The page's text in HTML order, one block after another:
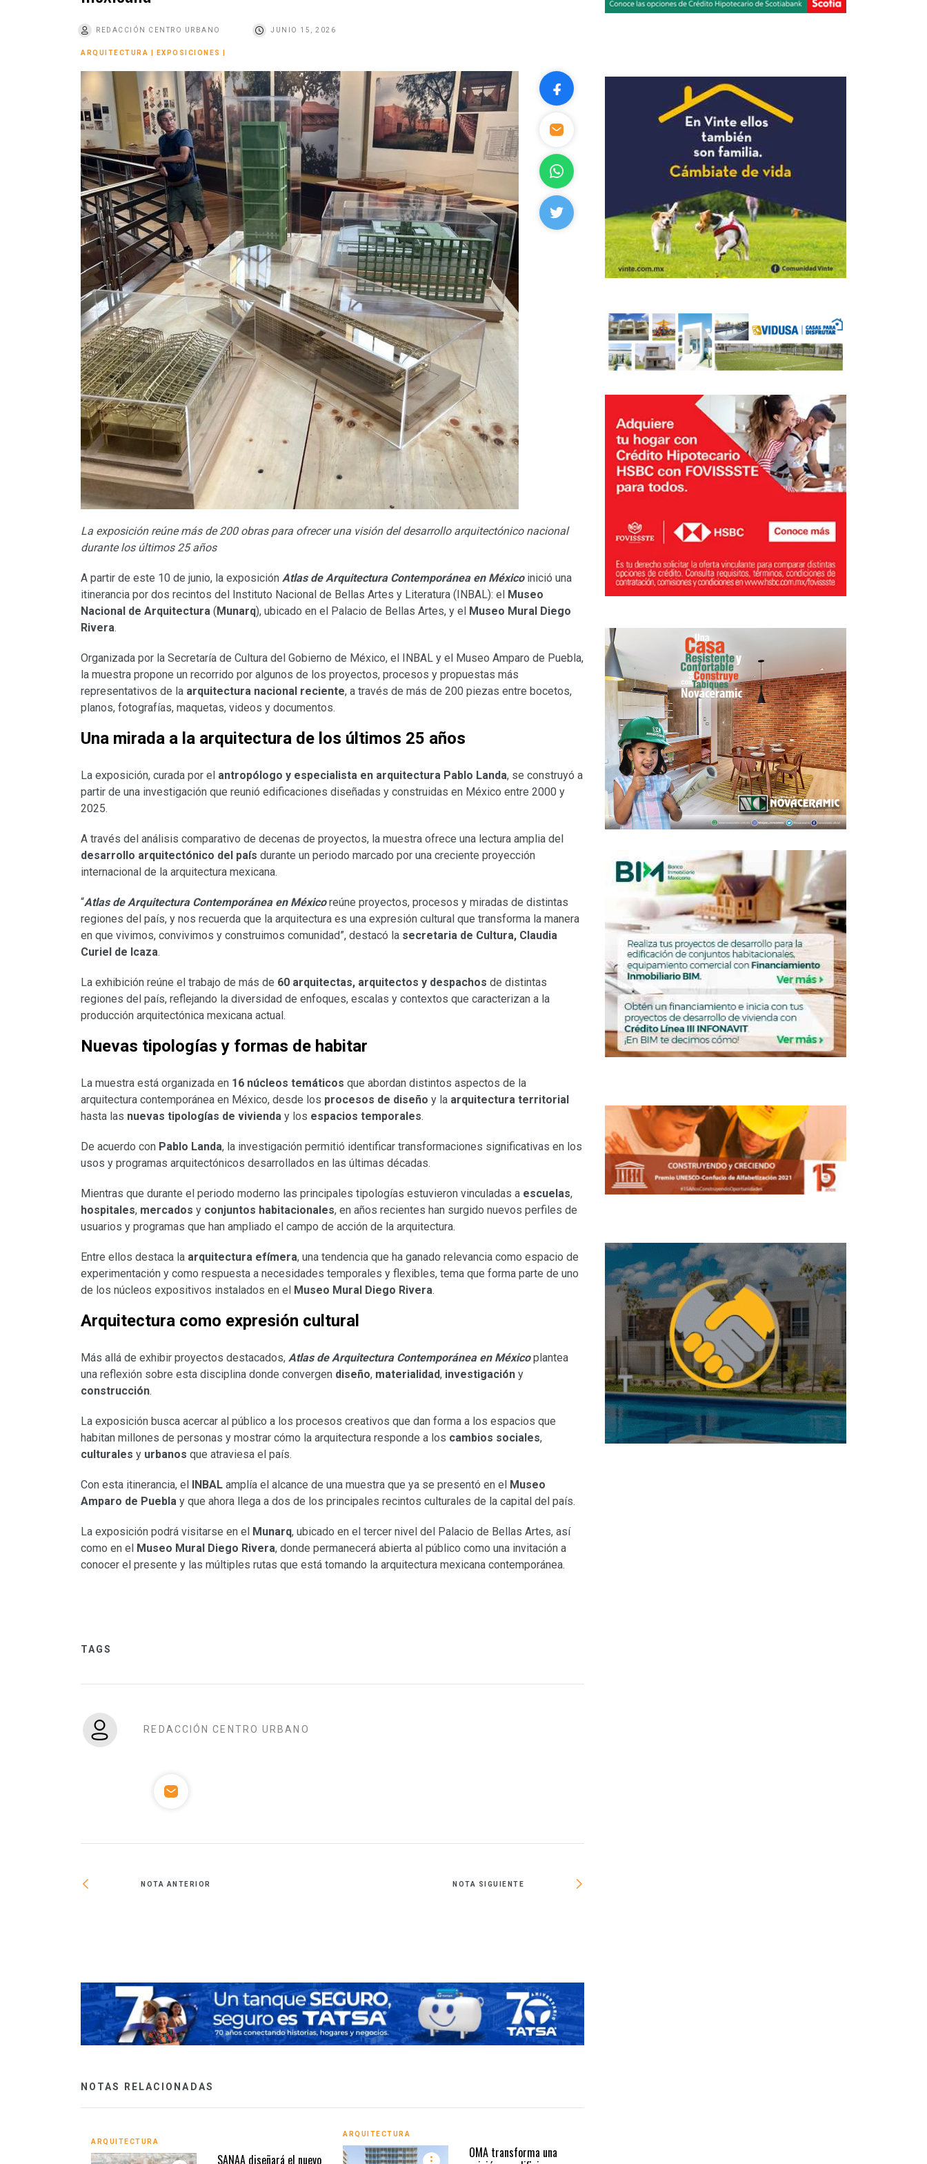
REDACCIÓN CENTRO URBANO JUNIO 15, 2026
ARQUITECTURA EXPOSICIONES
La exposición reúne más de 200 obras para ofrecer una visión del desarrollo arquitectónico nacional
durante los últimos 25 años
A partir de este 10 de junio, la exposición Atlas de Arquitectura Contemporánea en Méxicoinició una
itinerancia por dos recintos del Instituto Nacional de Bellas Artes y Literatura (INBAL): el
Museo
Nacional de Arquitectura ( Munarq), ubicado en el Palacio de Bellas Artes, y el
Museo Mural Diego
Rivera.
Organizada por la Secretaría de Cultura del Gobierno de México, el INBAL y el Museo Amparo de Puebla,
la muestra propone un recorrido por algunos de los proyectos, procesos y propuestas más
representativos de la arquitectura nacional reciente, a través de más de 200 piezas entre bocetos,
planos, fotografías, maquetas, videos y documentos.
Una mirada a la arquitectura de los últimos 25 años
La exposición, curada por el antropólogo y especialista en arquitectura Pablo Landa, se construyó a
partir de una investigación que reunió edificaciones diseñadas y construidas en México entre 2000 y
2025.
A través del análisis comparativo de decenas de proyectos, la muestra ofrece una lectura amplia del
desarrollo arquitectónico del país durante un periodo marcado por una creciente proyección
internacional de la arquitectura mexicana.
“Atlas de Arquitectura Contemporánea en Méxicoreúne proyectos, procesos y miradas de distintas
regiones del país, y nos recuerda que la arquitectura es una expresión cultural que transforma la manera
en que vivimos, convivimos y construimos comunidad”, destacó la secretaria de Cultura, Claudia
Curiel de Icaza.
La exhibición reúne el trabajo de más de 60 arquitectas, arquitectos y despachos de distintas
regiones del país, reflejando la diversidad de enfoques, escalas y contextos que caracterizan a la
producción arquitectónica mexicana actual.
Nuevas tipologías y formas de habitar
La muestra está organizada en 16 núcleos temáticos que abordan distintos aspectos de la
arquitectura contemporánea en México, desde los procesos de diseño y la arquitectura territorial
hasta las nuevas tipologías de vivienda y los espacios temporales.
De acuerdo con Pablo Landa, la investigación permitió identificar transformaciones significativas en los
usos y programas arquitectónicos desarrollados en las últimas décadas.
Mientras que durante el periodo moderno las principales tipologías estuvieron vinculadas a escuelas,
hospitales, mercados y conjuntos habitacionales, en años recientes han surgido nuevos perfiles de
usuarios y programas que han ampliado el campo de acción de la arquitectura.
Entre ellos destaca la arquitectura efímera, una tendencia que ha ganado relevancia como espacio de
experimentación y como respuesta a necesidades temporales y flexibles, tema que forma parte de uno
de los núcleos expositivos instalados en el
Museo Mural Diego Rivera.
Arquitectura como expresión cultural
Más allá de exhibir proyectos destacados, Atlas de Arquitectura Contemporánea en México plantea
una reflexión sobre esta disciplina donde convergen diseño, materialidad, investigación y
construcción.
La exposición busca acercar al público a los procesos creativos que dan forma a los espacios que
habitan millones de personas y mostrar cómo la arquitectura responde a los cambios sociales,
culturales y urbanos que atraviesa el país.
Con esta itinerancia, el INBAL amplía el alcance de una muestra que ya se presentó en el
Museo
Amparo de Puebla y que ahora llega a dos de los principales recintos culturales de la capital del país.
La exposición podrá visitarse en el Munarq, ubicado en el tercer nivel del Palacio de Bellas Artes, así
como en el
Museo Mural Diego Rivera, donde permanecerá abierta al público como una invitación a
conocer el presente y las múltiples rutas que está tomando la arquitectura mexicana contemporánea.
TAGS
REDACCIÓN CENTRO URBANO
NOTA ANTERIOR NOTA SIGUIENTE
NOTAS RELACIONADAS
ARQUITECTURA
SANAA diseñará el nuevo
ARQUITECTURA
OMA transforma una